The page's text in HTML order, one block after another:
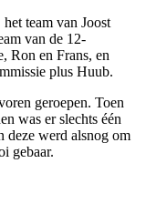
team van Joost
van de 12-
Ron en Frans, en
plus Huub.
geroepen. Toen
was er slechts één
deze werd alsnog om
gebaar.